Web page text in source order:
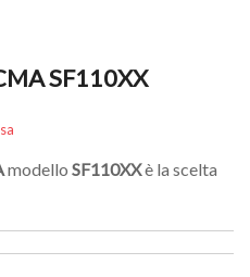
SF110XX
modello SF110XXè la scelta